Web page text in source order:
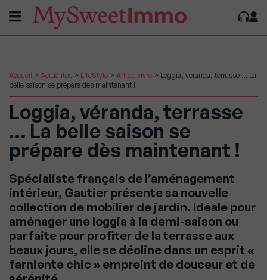
Accueil > Actualités > LifeStyle > Art de vivre > Loggia, véranda, terrasse … La
belle saison se prépare dès maintenant !
Loggia, véranda, terrasse
… La belle saison se
prépare dès maintenant !
Spécialiste français de l’aménagement
intérieur, Gautier présente sa nouvelle
collection de mobilier de jardin. Idéale pour
aménager une loggia à la demi-saison ou
parfaite pour profiter de la terrasse aux
beaux jours, elle se décline dans un esprit «
farniente chic » empreint de douceur et de